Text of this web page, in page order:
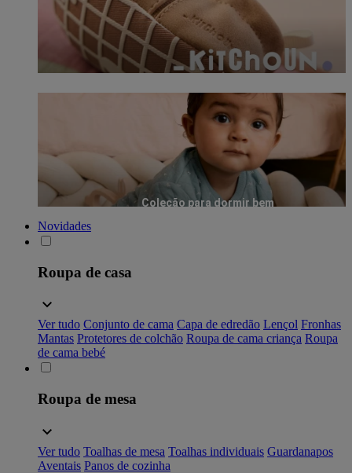
Coleção para dormir bem
Novidades
Roupa de casa
Ver tudo Conjunto de cama Capa de edredão Lençol Fronhas
Mantas Protetores de colchão Roupa de cama criança Roupa
de cama bebé
Roupa de mesa
Ver tudo Toalhas de mesa Toalhas individuais Guardanapos
Aventais Panos de cozinha